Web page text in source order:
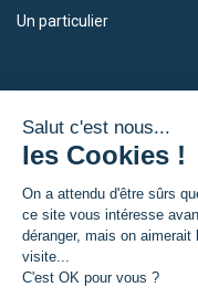
Un particulier
Empleo
Eskola Futura
Forma NAEN
TRANSFERMUGA-RREKIN